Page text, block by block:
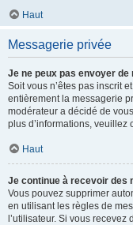
Haut
Messagerie privée
Je ne peux pas envoyer
Soit vous n’êtes pas inscrit
entièrement la messagerie
modérateur a décidé de
plus d’informations, veuillez
Haut
Je continue à recevoir des
Vous pouvez supprimer
en utilisant les règles de
l’utilisateur. Si vous